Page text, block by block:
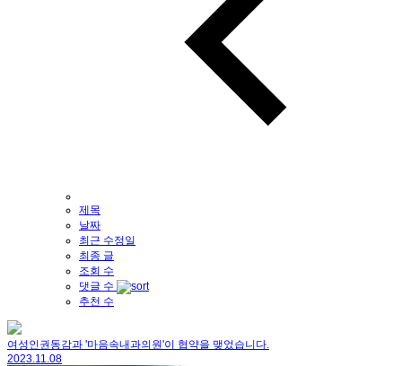
제목
날짜
최근 수정일
최종 글
조회 수
댓글 수
추천 수
여성인권동감과 '마음속내과의원'이 협약을 맺었습니다.
2023.11.08